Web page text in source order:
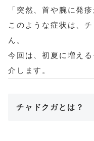
「突然、首や腕に発
このような症状は、
ん。
今回は、初夏に増え
介します。
チャドクガとは？